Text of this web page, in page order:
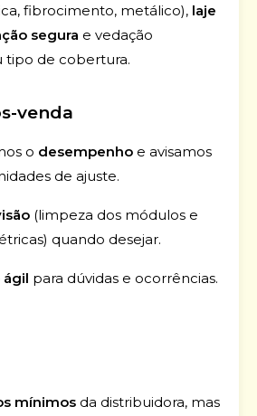
fibrocimento, metálico), laje
segura e vedação
tipo de cobertura.
venda
o desempenho e avisamos
de ajuste.
(limpeza dos módulos e
quando desejar.
para dúvidas e ocorrências.
mínimos da distribuidora, mas